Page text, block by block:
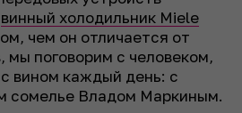
винный холодильник Miele
чем он отличается от
мы поговорим с человеком,
вином каждый день: с
сомелье Владом Маркиным.